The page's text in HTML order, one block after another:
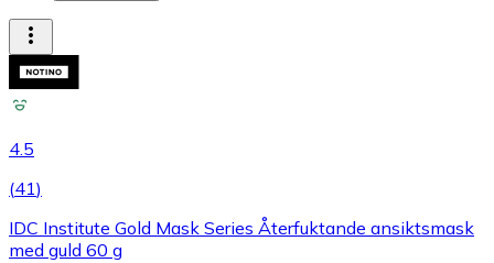
4.5
(41)
IDC Institute Gold Mask Series Återfuktande ansiktsmask
med guld 60 g